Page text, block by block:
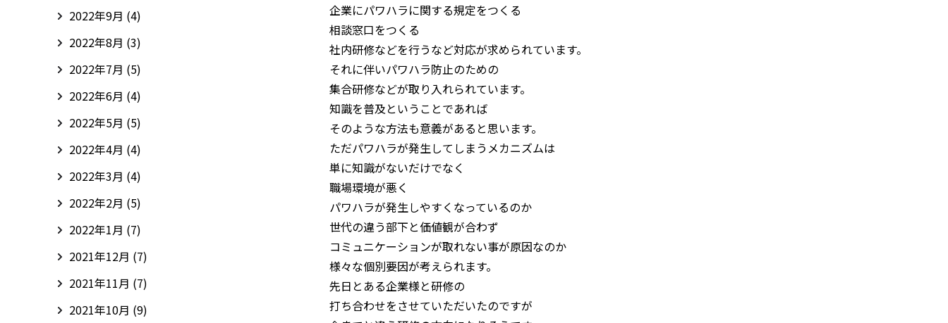
企業にパワハラに関する規定をつくる
相談窓口をつくる
社内研修などを行うなど対応が求められています。
それに伴いパワハラ防止のための
集合研修などが取り入れられています。
知識を普及ということであれば
そのような方法も意義があると思います。
ただパワハラが発生してしまうメカニズムは
単に知識がないだけでなく
職場環境が悪く
パワハラが発生しやすくなっているのか
世代の違う部下と価値観が合わず
コミュニケーションが取れない事が原因なのか
様々な個別要因が考えられます。
先日とある企業様と研修の
打ち合わせをさせていただいたのですが
2022年9月 (4)
2022年8月 (3)
2022年7月 (5)
2022年6月 (4)
2022年5月 (5)
2022年4月 (4)
2022年3月 (4)
2022年2月 (5)
2022年1月 (7)
2021年12月 (7)
2021年11月 (7)
2021年10月 (9)